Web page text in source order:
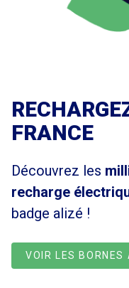
FRANCE
Découvrez les
recharge
badge alizé !
VOIR LES BORNES